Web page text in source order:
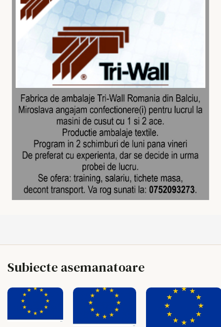
Subiecte asemanatoare